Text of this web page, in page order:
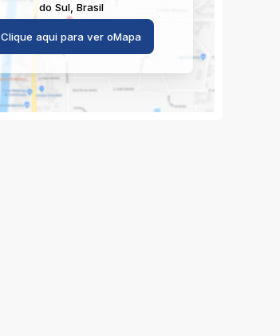
do Sul, Brasil
Clique aqui para ver oMapa